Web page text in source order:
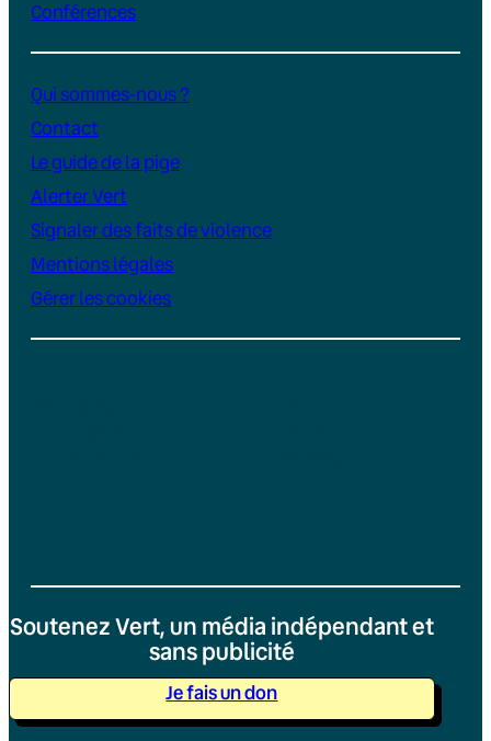
Conférences
Qui sommes-nous ?
Contact
Le guide de la pige
Alerter Vert
Signaler des faits de violence
Mentions légales
Gérer les cookies
Soutenez Vert, un média indépendant et
sans publicité
Je fais un don